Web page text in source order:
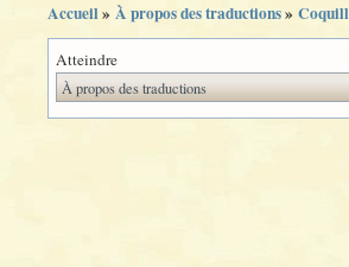
Accueil» À propos des traductions»
Atteindre